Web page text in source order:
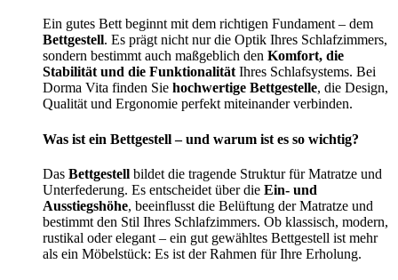
Ein gutes Bett beginnt mit dem richtigen Fundament – dem
Bettgestell. Es prägt nicht nur die Optik Ihres Schlafzimmers,
sondern bestimmt auch maßgeblich den Komfort, die
Stabilität und die Funktionalität Ihres Schlafsystems. Bei
Dorma Vita finden Sie hochwertige Bettgestelle, die Design,
Qualität und Ergonomie perfekt miteinander verbinden.
Was ist ein Bettgestell – und warum ist es so wichtig?
Das Bettgestell bildet die tragende Struktur für Matratze und
Unterfederung. Es entscheidet über die Ein- und
Ausstiegshöhe, beeinflusst die Belüftung der Matratze und
bestimmt den Stil Ihres Schlafzimmers. Ob klassisch, modern,
rustikal oder elegant – ein gut gewähltes Bettgestell ist mehr
als ein Möbelstück: Es ist der Rahmen für Ihre Erholung.